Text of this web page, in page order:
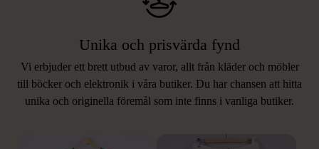
Unika och prisvärda fynd
Vi erbjuder ett brett utbud av varor, allt från kläder och möbler
till böcker och elektronik i våra butiker. Du har chansen att hitta
unika och originella föremål som inte finns i vanliga butiker.
LIKNANDE PRODUKTER
Hitta produkter som påminner om denna